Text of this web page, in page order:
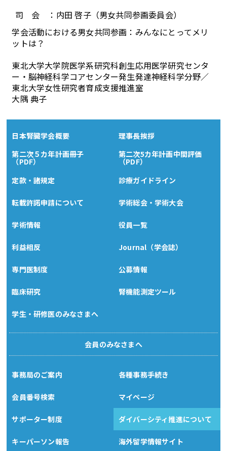
日本腎臓学会概要
理事長挨拶
第二次５カ年計画冊子
（PDF）
第二次5カ年計画中間評価
（PDF）
定款・諸規定
診療ガイドライン
転載許諾申請について 学術総会・学術大会
学術情報 役員一覧
利益相反 Journal（学会誌）
専門医制度 公募情報
臨床研究 腎機能測定ツール
学生・研修医のみなさまへ
会員のみなさまへ
事務局のご案内 各種事務手続き
会員番号検索 マイページ
サポーター制度 ダイバーシティ推進について
キーパーソン報告 海外留学情報サイト
司 会 ：内田 啓子（男女共同参画委員会）
学会活動における男女共同参画：みんなにとってメリ
ットは？
東北大学大学院医学系研究科創生応用医学研究センタ
ー・脳神経科学コアセンター発生発達神経科学分野／
東北大学女性研究者育成支援推進室
大隅 典子